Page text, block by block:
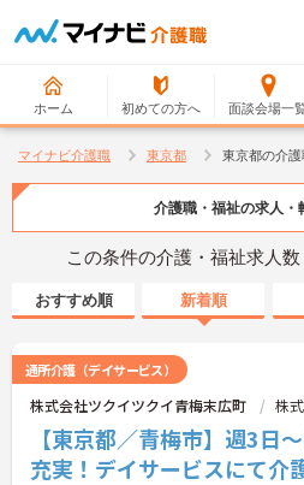
ホーム 初めての方へ 面談会場一
マイナビ介護職 東京都 東京都の介
介護職・福祉の求人・
この条件の介護・福祉求人数
おすすめ順 新着順
通所介護（デイサービス）
株式会社ツクイツクイ青梅末広町 株
【東京都／青梅市】週3日
充実！デイサービスにて介